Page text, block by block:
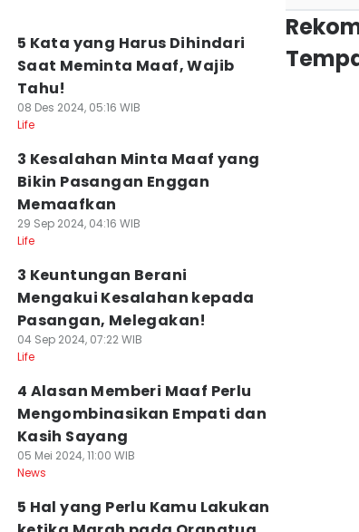
5 Kata yang Harus Dihindari
Saat Meminta Maaf, Wajib
Tahu!
08 Des 2024, 05:16 WIB
Life
3 Kesalahan Minta Maaf yang
Bikin Pasangan Enggan
Memaafkan
29 Sep 2024, 04:16 WIB
Life
3 Keuntungan Berani
Mengakui Kesalahan kepada
Pasangan, Melegakan!
04 Sep 2024, 07:22 WIB
Life
4 Alasan Memberi Maaf Perlu
Mengombinasikan Empati dan
Kasih Sayang
05 Mei 2024, 11:00 WIB
News
5 Hal yang Perlu Kamu Lakukan